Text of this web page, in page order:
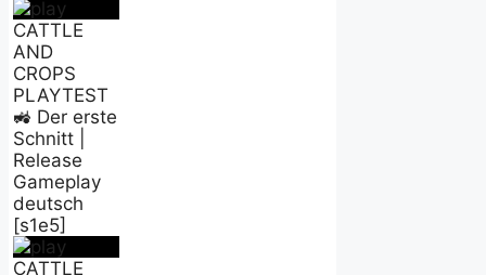
CATTLE
AND
CROPS
PLAYTEST
🚜 Der erste
Schnitt |
Release
Gameplay
deutsch
[s1e5]
CATTLE